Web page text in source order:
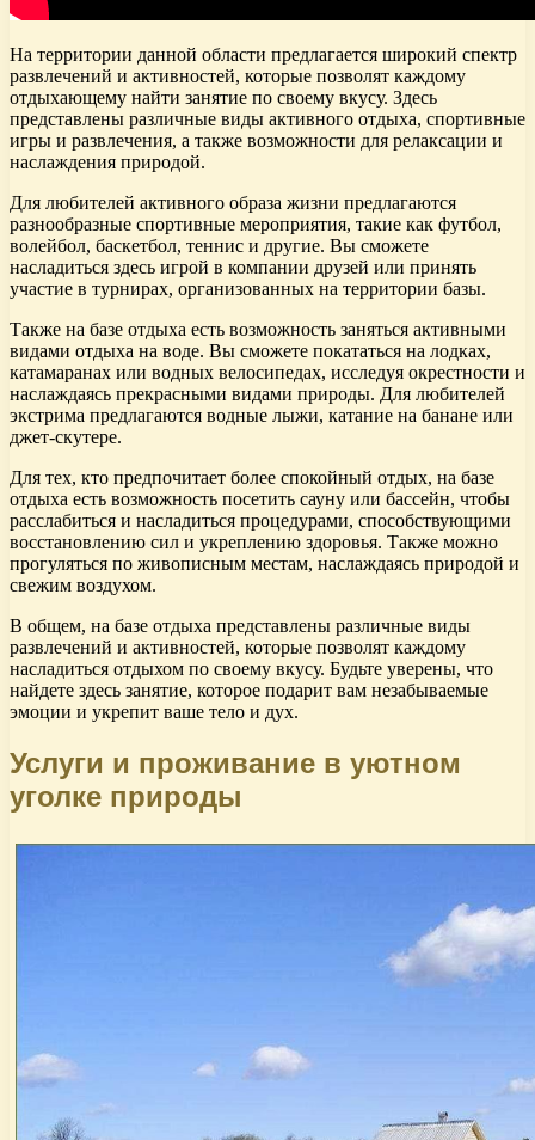
На территории данной области предлагается широкий спектр
развлечений и активностей, которые позволят каждому
отдыхающему найти занятие по своему вкусу. Здесь
представлены различные виды активного отдыха, спортивные
игры и развлечения, а также возможности для релаксации и
наслаждения природой.
Для любителей активного образа жизни предлагаются
разнообразные спортивные мероприятия, такие как футбол,
волейбол, баскетбол, теннис и другие. Вы сможете
насладиться здесь игрой в компании друзей или принять
участие в турнирах, организованных на территории базы.
Также на базе отдыха есть возможность заняться активными
видами отдыха на воде. Вы сможете покататься на лодках,
катамаранах или водных велосипедах, исследуя окрестности и
наслаждаясь прекрасными видами природы. Для любителей
экстрима предлагаются водные лыжи, катание на банане или
джет-скутере.
Для тех, кто предпочитает более спокойный отдых, на базе
отдыха есть возможность посетить сауну или бассейн, чтобы
расслабиться и насладиться процедурами, способствующими
восстановлению сил и укреплению здоровья. Также можно
прогуляться по живописным местам, наслаждаясь природой и
свежим воздухом.
В общем, на базе отдыха представлены различные виды
развлечений и активностей, которые позволят каждому
насладиться отдыхом по своему вкусу. Будьте уверены, что
найдете здесь занятие, которое подарит вам незабываемые
эмоции и укрепит ваше тело и дух.
Услуги и проживание в уютном
уголке природы